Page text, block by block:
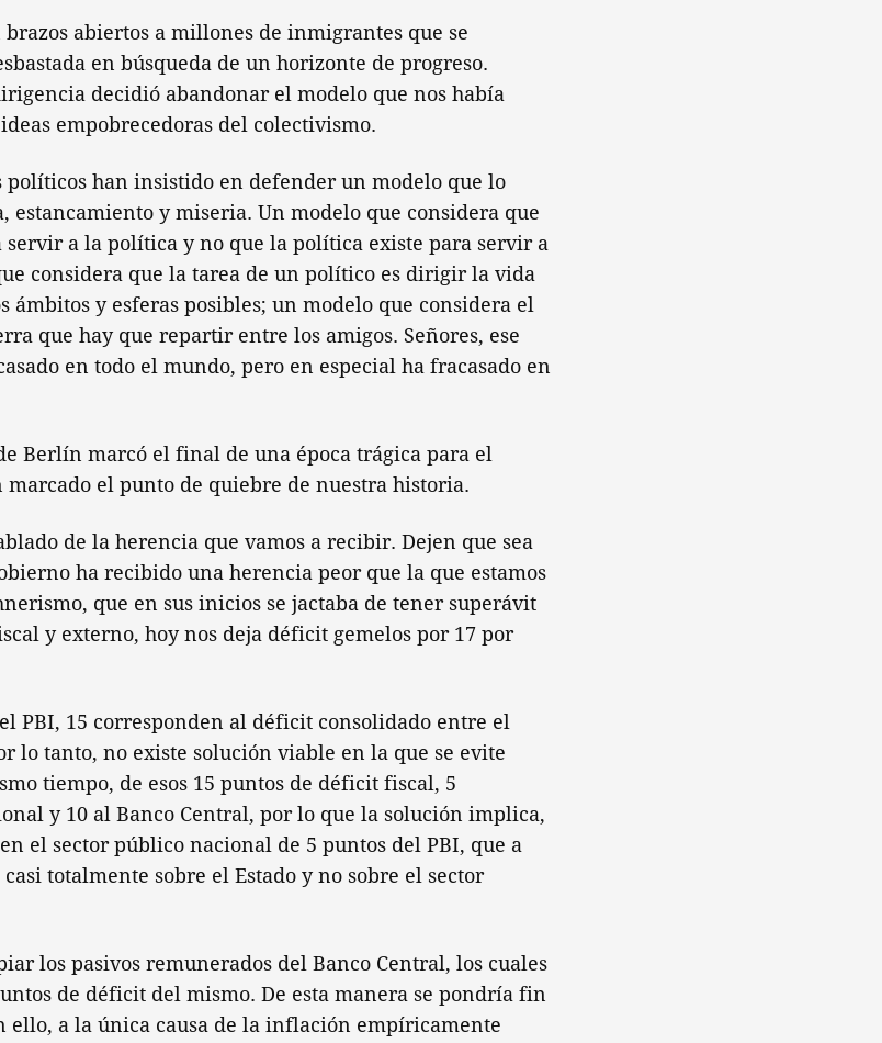
abiertos a millones de inmigrantes que se
en búsqueda de un horizonte de progreso.
decidió abandonar el modelo que nos había
empobrecedoras del colectivismo.
políticos han insistido en defender un modelo que lo
estancamiento y miseria. Un modelo que considera que
servir a la política y no que la política existe para servir a
considera que la tarea de un político es dirigir la vida
ámbitos y esferas posibles; un modelo que considera el
que hay que repartir entre los amigos. Señores, ese
en todo el mundo, pero en especial ha fracasado en
Berlín marcó el final de una época trágica para el
marcado el punto de quiebre de nuestra historia.
de la herencia que vamos a recibir. Dejen que sea
ha recibido una herencia peor que la que estamos
que en sus inicios se jactaba de tener superávit
y externo, hoy nos deja déficit gemelos por 17 por
PBI, 15 corresponden al déficit consolidado entre el
lo tanto, no existe solución viable en la que se evite
tiempo, de esos 15 puntos de déficit fiscal, 5
y 10 al Banco Central, por lo que la solución implica,
el sector público nacional de 5 puntos del PBI, que a
totalmente sobre el Estado y no sobre el sector
los pasivos remunerados del Banco Central, los cuales
de déficit del mismo. De esta manera se pondría fin
ello, a la única causa de la inflación empíricamente